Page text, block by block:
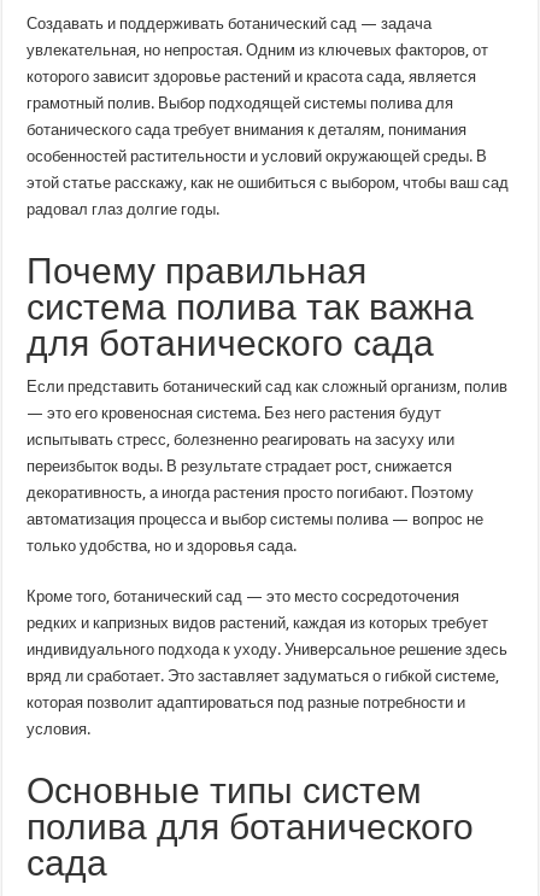
систему
полива
для
ботанического
практические
советы
и
тонкости
Создавать и поддерживать ботанический сад — задача
увлекательная, но непростая. Одним из ключевых факторов, от
которого зависит здоровье растений и красота сада, является
грамотный полив. Выбор подходящей системы полива для
ботанического сада требует внимания к деталям, понимания
особенностей растительности и условий окружающей среды. В
этой статье расскажу, как не ошибиться с выбором, чтобы ваш сад
радовал глаз долгие годы.
Почему правильная
система полива так важна
для ботанического сада
Если представить ботанический сад как сложный организм, полив
— это его кровеносная система. Без него растения будут
испытывать стресс, болезненно реагировать на засуху или
переизбыток воды. В результате страдает рост, снижается
декоративность, а иногда растения просто погибают. Поэтому
автоматизация процесса и выбор системы полива — вопрос не
только удобства, но и здоровья сада.
Кроме того, ботанический сад — это место сосредоточения
редких и капризных видов растений, каждая из которых требует
индивидуального подхода к уходу. Универсальное решение здесь
вряд ли сработает. Это заставляет задуматься о гибкой системе,
которая позволит адаптироваться под разные потребности и
условия.
Основные типы систем
полива для ботанического
сада